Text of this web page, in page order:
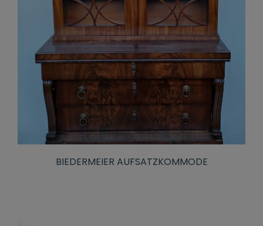
BIEDERMEIER AUFSATZKOMMODE